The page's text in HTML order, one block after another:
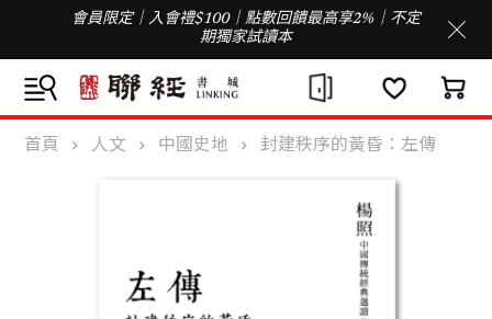
會員限定｜入會禮$100｜點數回饋最高享2%｜不定
期獨家試讀本
首頁 人文 中國史地 封建秩序的黃昏：左傳